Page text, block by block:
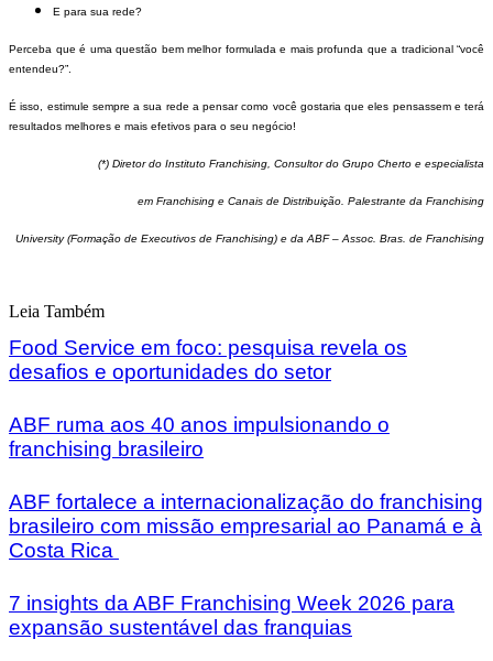
E para sua rede?
Perceba que é uma questão bem melhor formulada e mais profunda que a tradicional “você
entendeu?”.
É isso, estimule sempre a sua rede a pensar como você gostaria que eles pensassem e terá
resultados melhores e mais efetivos para o seu negócio!
(*) Diretor do Instituto Franchising, Consultor do Grupo Cherto e especialista
em Franchising e Canais de Distribuição. Palestrante da Franchising
University (Formação de Executivos de Franchising) e da ABF – Assoc. Bras. de Franchising
Leia Também
Food Service em foco: pesquisa revela os
desafios e oportunidades do setor
ABF ruma aos 40 anos impulsionando o
franchising brasileiro
ABF fortalece a internacionalização do franchising
brasileiro com missão empresarial ao Panamá e à
Costa Rica
7 insights da ABF Franchising Week 2026 para
expansão sustentável das franquias